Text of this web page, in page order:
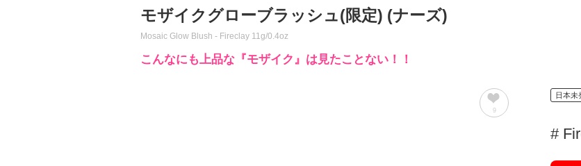
モザイクグローブラッシュ(限定) (ナーズ)
Mosaic Glow Blush - Fireclay 11g/0.4oz
こんなにも上品な『モザイク』は見たことない！！
9
日本未
#